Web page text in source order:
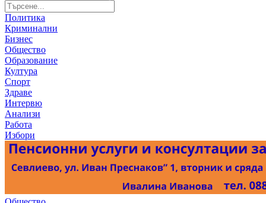
Политика
Криминални
Бизнес
Общество
Образование
Култура
Спорт
Здраве
Интервю
Анализи
Работа
Избори